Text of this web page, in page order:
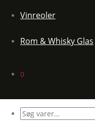
Vinreoler
Rom & Whisky Glas
0
Søg
efter: